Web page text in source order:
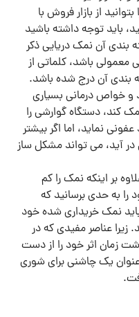
از بازار فروش با
باید توجه داشته باشید
بندی آن نمک دریایی ذکر
معمولی باشد، کلماتی از
بندی آن درج شده باشد.
خواص درمانی بسیاری
کند، دستگاه گوارشی را
نماید، اما اگر بیشتر
در آید، می تواند مشکل ساز
بر اینکه نمک را کم
را به حدی برسانید که
نمک خریداری شده خود
زیرا عناصر مفیدی که در
زمان اثر خود را از دست
عنوان یک چاشنی برای شوری